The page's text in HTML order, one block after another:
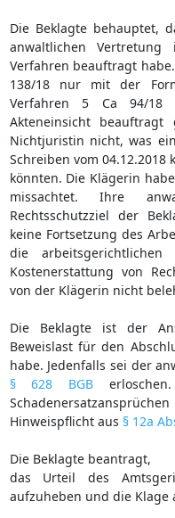
Die Beklagte behauptet,
anwaltlichen
Verfahren beauftragt
138/18 nur mit der
Verfahren 5 Ca 94/
Akteneinsicht beauftragt
Nichtjuristin nicht, was
Schreiben vom 04.12.2018
könnten. Die Klägerin
missachtet. Ihre
Rechtsschutzziel der
keine Fortsetzung des
die
Kostenerstattung von
von der Klägerin nicht
Die Beklagte ist der
Beweislast für den
habe. Jedenfalls sei der
§ 628 BGB
Hinweispflicht aus § 12a
Die Beklagte beantragt,
das Urteil des
aufzuheben und die Klage